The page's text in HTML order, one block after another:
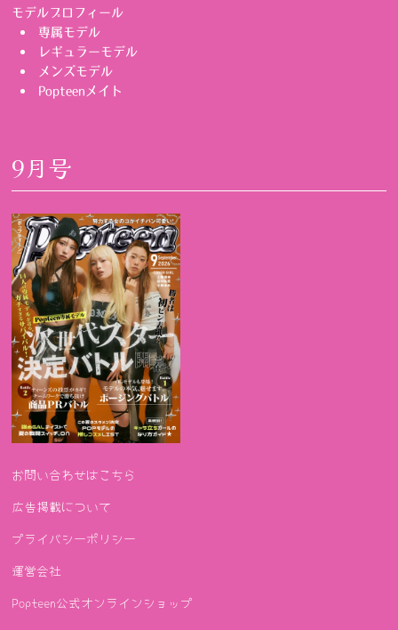
モデルプロフィール
専属モデル
レギュラーモデル
メンズモデル
Popteenメイト
9月号
お問い合わせはこちら
広告掲載について
プライバシーポリシー
運営会社
Popteen公式オンラインショップ